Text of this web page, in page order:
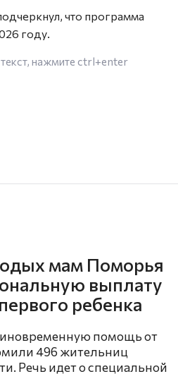
что программа
году.
нажмите ctrl+enter
мам Поморья
выплату
ребенка
помощь от
496 жительниц
Речь идет о специальной